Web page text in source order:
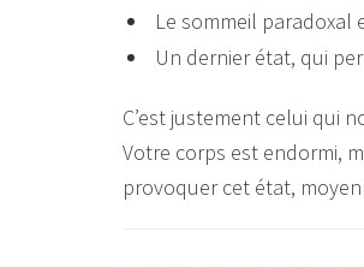
Le sommeil paradoxal
Un dernier état, qui
C’est justement celui qui
Votre corps est endormi,
provoquer cet état,